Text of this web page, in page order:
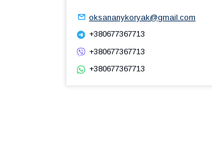
oksananykoryak@gmail.com
+380677367713
+380677367713
+380677367713